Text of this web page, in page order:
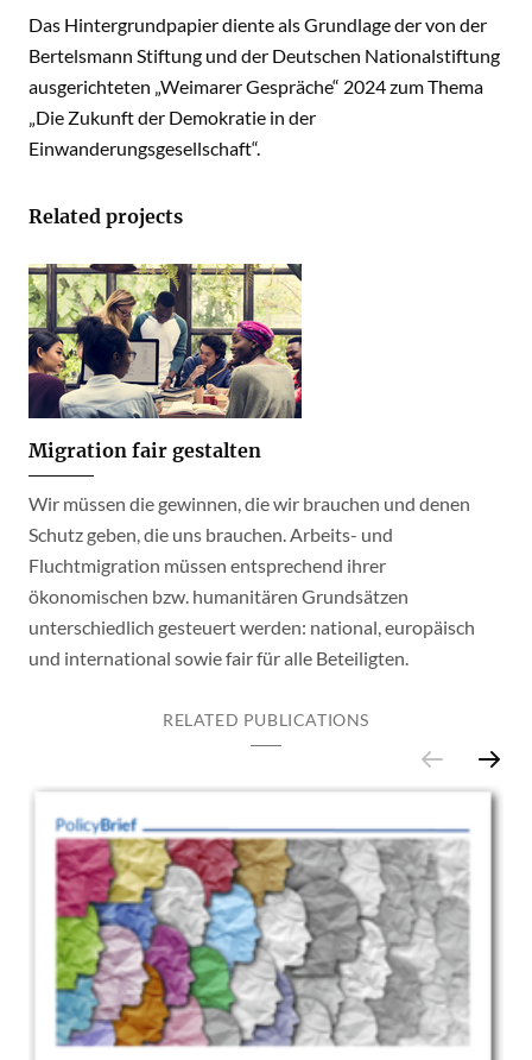
Das Hintergrundpapier diente als Grundlage der von der
Bertelsmann Stiftung und der Deutschen Nationalstiftung
ausgerichteten „Weimarer Gespräche“ 2024 zum Thema
„Die Zukunft der Demokratie in der
Einwanderungsgesellschaft“.
Related projects
Migration fair gestalten
Wir müssen die gewinnen, die wir brauchen und denen
Schutz geben, die uns brauchen. Arbeits- und
Fluchtmigration müssen entsprechend ihrer
ökonomischen bzw. humanitären Grundsätzen
unterschiedlich gesteuert werden: national, europäisch
und international sowie fair für alle Beteiligten.
RELATED PUBLICATIONS